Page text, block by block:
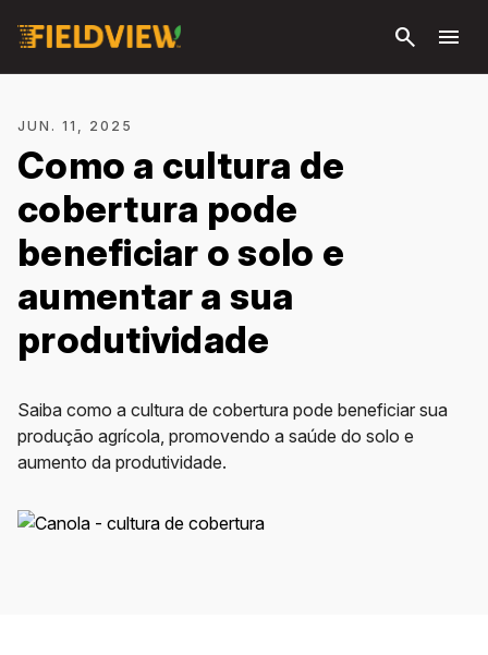
principal
search menu
JUN. 11, 2025
Como a cultura de
cobertura pode
beneficiar o solo e
aumentar a sua
produtividade
Saiba como a cultura de cobertura pode beneficiar sua
produção agrícola, promovendo a saúde do solo e
aumento da produtividade.